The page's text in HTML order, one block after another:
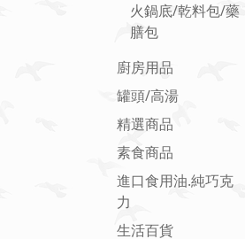
火鍋底/乾料包/藥
膳包
廚房用品
罐頭/高湯
精選商品
素食商品
進口食用油.純巧克
力
生活百貨